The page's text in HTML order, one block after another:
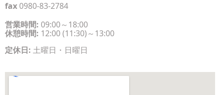
fax 0980-83-2784
営業時間: 09:00～18:00
休憩時間: 12:00 (11:30)～13:00
定休日: 土曜日・日曜日